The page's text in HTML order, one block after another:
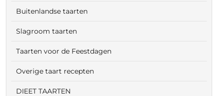
Buitenlandse taarten
Slagroom taarten
Taarten voor de Feestdagen
Overige taart recepten
DIEET TAARTEN